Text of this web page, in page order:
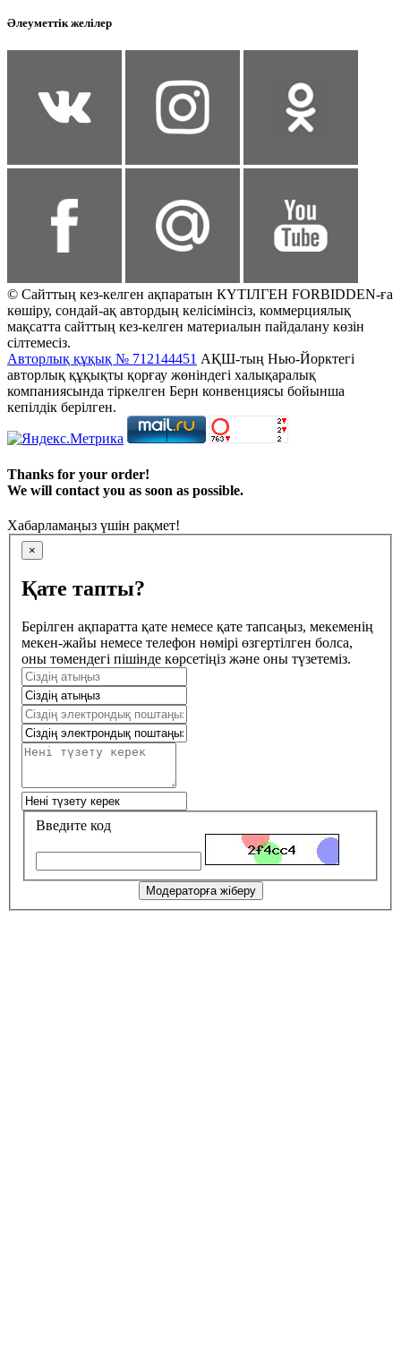
Әлеуметтік желілер
© Сайттың кез-келген ақпаратын КҮТІЛГЕН FORBIDDEN-ға
көшіру, сондай-ақ автордың келісімінсіз, коммерциялық
мақсатта сайттың кез-келген материалын пайдалану көзін
сілтемесіз.
Авторлық құқық № 712144451 АҚШ-тың Нью-Йорктегі
авторлық құқықты қорғау жөніндегі халықаралық
компаниясында тіркелген Берн конвенциясы бойынша
кепілдік берілген.
Thanks for your order!
We will contact you as soon as possible.
Хабарламаңыз үшін рақмет!
×
Қате тапты?
Берілген ақпаратта қате немесе қате тапсаңыз, мекеменің
мекен-жайы немесе телефон нөмірі өзгертілген болса,
оны төмендегі пішінде көрсетіңіз және оны түзетеміз.
Введите код
Модераторға жіберу